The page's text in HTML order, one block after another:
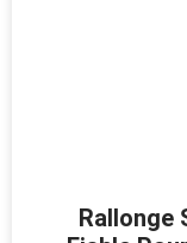
Rallonge